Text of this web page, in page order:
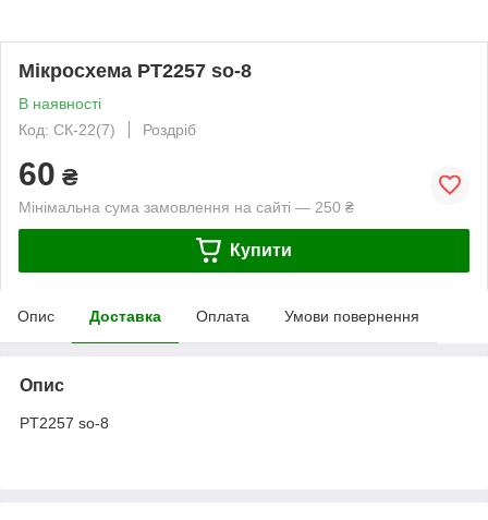
Мікросхема PT2257 so-8
В наявності
Код: СК-22(7)
Роздріб
60 ₴
Мінімальна сума замовлення на сайті — 250 ₴
Купити
Опис Доставка Оплата Умови повернення
Опис
PT2257 so-8